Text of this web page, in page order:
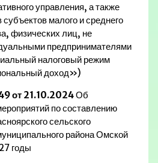
управления, а также
малого и среднего
физических лиц, не
предпринимателями
налоговый режим
доход»)
от 21.10.2024Об
по составлению
сельского
района Омской
годы